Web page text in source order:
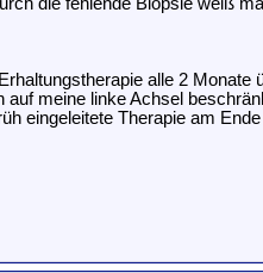
alle 2 Monate
meine linke Achsel
eingeleitete Therapie am